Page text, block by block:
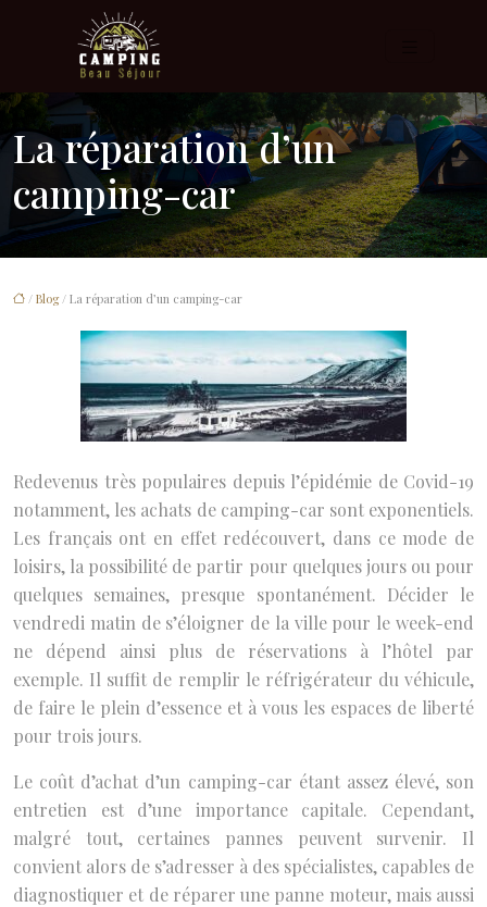
La réparation d’un
camping-car
/ Blog/ La réparation d’un camping-car
Redevenus très populaires depuis l’épidémie de Covid-19
notamment, les achats de camping-car sont exponentiels.
Les français ont en effet redécouvert, dans ce mode de
loisirs, la possibilité de partir pour quelques jours ou pour
quelques semaines, presque spontanément. Décider le
vendredi matin de s’éloigner de la ville pour le week-end
ne dépend ainsi plus de réservations à l’hôtel par
exemple. Il suffit de remplir le réfrigérateur du véhicule,
de faire le plein d’essence et à vous les espaces de liberté
pour trois jours.
Le coût d’achat d’un camping-car étant assez élevé, son
entretien est d’une importance capitale. Cependant,
malgré tout, certaines pannes peuvent survenir. Il
convient alors de s’adresser à des spécialistes, capables de
diagnostiquer et de réparer une panne moteur, mais aussi